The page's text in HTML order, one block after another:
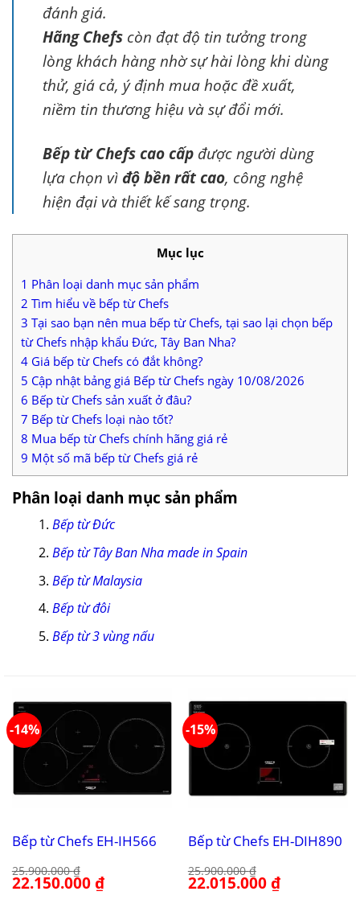
đánh giá.
Hãng Chefs còn đạt độ tin tưởng trong
lòng khách hàng nhờ sự hài lòng khi dùng
thử, giá cả, ý định mua hoặc đề xuất,
niềm tin thương hiệu và sự đổi mới.
Bếp từ Chefs cao cấp được người dùng
lựa chọn vìđộ bền rất cao, công nghệ
hiện đại và thiết kế sang trọng.
Mục lục
1 Phân loại danh mục sản phẩm
2 Tìm hiểu về bếp từ Chefs
3 Tại sao bạn nên mua bếp từ Chefs, tại sao lại chọn bếp
từ Chefs nhập khẩu Đức, Tây Ban Nha?
4 Giá bếp từ Chefs có đắt không?
5 Cập nhật bảng giá Bếp từ Chefs ngày 10/08/2026
6 Bếp từ Chefs sản xuất ở đâu?
7 Bếp từ Chefs loại nào tốt?
8 Mua bếp từ Chefs chính hãng giá rẻ
9 Một số mã bếp từ Chefs giá rẻ
Phân loại danh mục sản phẩm
Bếp từ Đức
Bếp từ Tây Ban Nha made in Spain
Bếp từ Malaysia
Bếp từ đôi
Bếp từ 3 vùng nấu
-14%
Bếp từ Chefs EH-IH566
25.900.000₫
Giá
gốc
22.150.000₫Giá
hiện
-15%
Bếp từ Chefs EH-DIH890
25.900.000₫
Giá
gốc
22.015.000₫Giá
hiện